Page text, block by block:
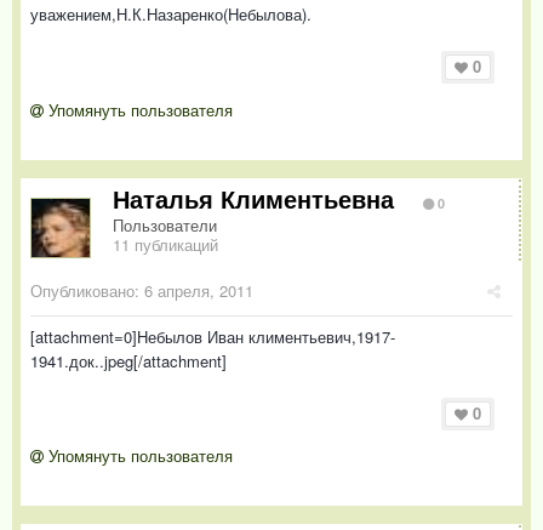
уважением,Н.К.Назаренко(Небылова).
0
Упомянуть пользователя
Наталья Климентьевна 0
Пользователи
11 публикаций
Опубликовано: 6 апреля, 2011
[attachment=0]Небылов Иван климентьевич,1917-
1941.док..jpeg[/attachment]
0
Упомянуть пользователя